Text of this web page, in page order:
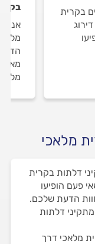
בקרית
מלאכי
תוכלו למצוא 2 מתקיני דלתות בקרית
שאי פעם הופיעו
הדעת שלכם.
דלתות
מלאכי דרך